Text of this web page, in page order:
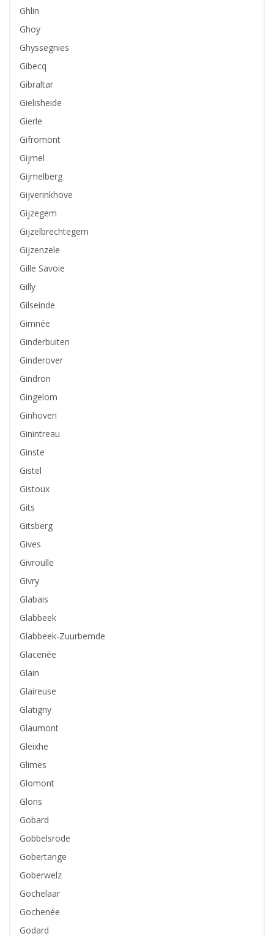
Ghlin
Ghoy
Ghyssegnies
Gibecq
Gibraltar
Gielisheide
Gierle
Gifromont
Gijmel
Gijmelberg
Gijverinkhove
Gijzegem
Gijzelbrechtegem
Gijzenzele
Gille Savoie
Gilly
Gilseinde
Gimnée
Ginderbuiten
Ginderover
Gindron
Gingelom
Ginhoven
Ginintreau
Ginste
Gistel
Gistoux
Gits
Gitsberg
Gives
Givroulle
Givry
Glabais
Glabbeek
Glabbeek-Zuurbemde
Glacenée
Glain
Glaireuse
Glatigny
Glaumont
Gleixhe
Glimes
Glomont
Glons
Gobard
Gobbelsrode
Gobertange
Goberwelz
Gochelaar
Gochenée
Godard